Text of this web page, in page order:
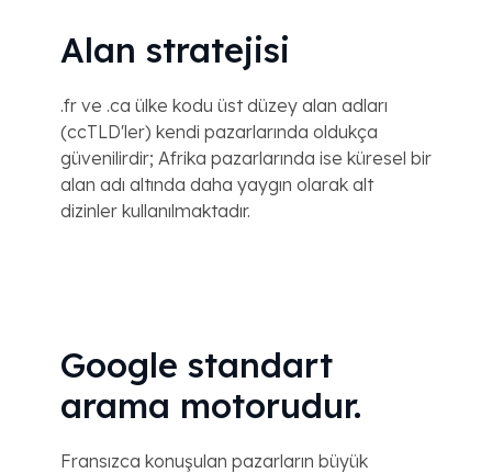
Alan stratejisi
.fr ve .ca ülke kodu üst düzey alan adları
(ccTLD'ler) kendi pazarlarında oldukça
güvenilirdir; Afrika pazarlarında ise küresel bir
alan adı altında daha yaygın olarak alt
dizinler kullanılmaktadır.
Google standart
arama motorudur.
Fransızca konuşulan pazarların büyük